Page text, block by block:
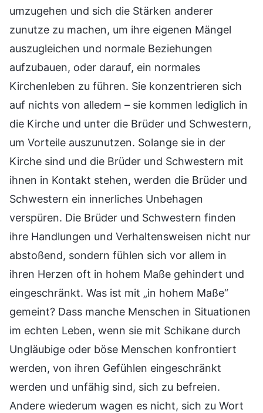
umzugehen und sich die Stärken anderer
zunutze zu machen, um ihre eigenen Mängel
auszugleichen und normale Beziehungen
aufzubauen, oder darauf, ein normales
Kirchenleben zu führen. Sie konzentrieren sich
auf nichts von alledem – sie kommen lediglich in
die Kirche und unter die Brüder und Schwestern,
um Vorteile auszunutzen. Solange sie in der
Kirche sind und die Brüder und Schwestern mit
ihnen in Kontakt stehen, werden die Brüder und
Schwestern ein innerliches Unbehagen
verspüren. Die Brüder und Schwestern finden
ihre Handlungen und Verhaltensweisen nicht nur
abstoßend, sondern fühlen sich vor allem in
ihren Herzen oft in hohem Maße gehindert und
eingeschränkt. Was ist mit „in hohem Maße“
gemeint? Dass manche Menschen in Situationen
im echten Leben, wenn sie mit Schikane durch
Ungläubige oder böse Menschen konfrontiert
werden, von ihren Gefühlen eingeschränkt
werden und unfähig sind, sich zu befreien.
Andere wiederum wagen es nicht, sich zu Wort